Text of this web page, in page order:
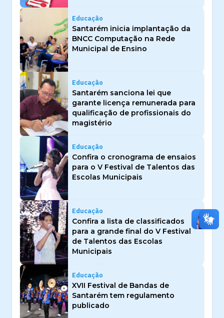
Educação
Santarém inicia implantação da
BNCC Computação na Rede
Municipal de Ensino
Educação
Santarém sanciona lei que
garante licença remunerada para
qualificação de profissionais do
magistério
Educação
Confira o cronograma de ensaios
para o V Festival de Talentos das
Escolas Municipais
Educação
Confira a lista de classificados
para a grande final do V Festival
de Talentos das Escolas
Municipais
Educação
XVII Festival de Bandas de
Santarém tem regulamento
publicado